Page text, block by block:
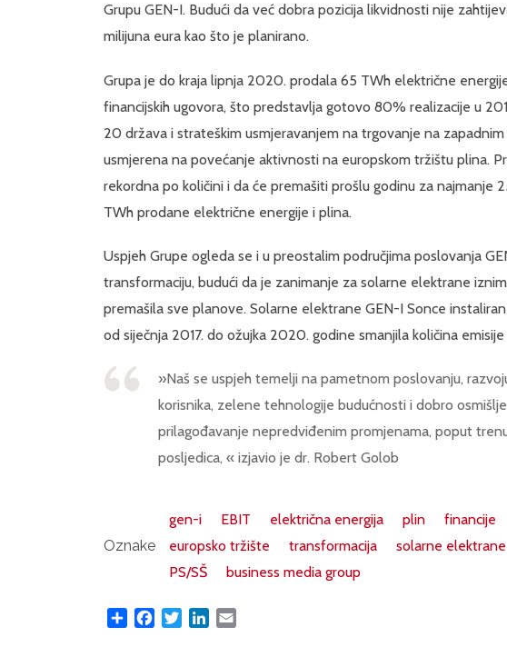
Grupu GEN-I. Budući da već dobra pozicija likvidnosti nije
milijuna eura kao što je planirano.
Grupa je do kraja lipnja 2020. prodala 65 TWh električne
financijskih ugovora, što predstavlja gotovo 80% realizacije u
20 država i strateškim usmjeravanjem na trgovanje na
usmjerena na povećanje aktivnosti na europskom tržištu plina.
rekordna po količini i da će premašiti prošlu godinu za najmanje
TWh prodane električne energije i plina.
Uspjeh Grupe ogleda se i u preostalim područjima poslovanja
transformaciju, budući da je zanimanje za solarne elektrane
premašila sve planove. Solarne elektrane GEN-I Sonce
od siječnja 2017. do ožujka 2020. godine smanjila količina
»Naš se uspjeh temelji na pametnom poslovanju,
korisnika, zelene tehnologije budućnosti i dobro
prilagođavanje nepredviđenim promjenama, poput
posljedica, « izjavio je dr. Robert Golob
Oznake
gen-i EBIT električna energija plin financije
europsko tržište
transformacija solarne elektrane
PS/SŠ
business media group
Share FacebookTwitterLinkedIn